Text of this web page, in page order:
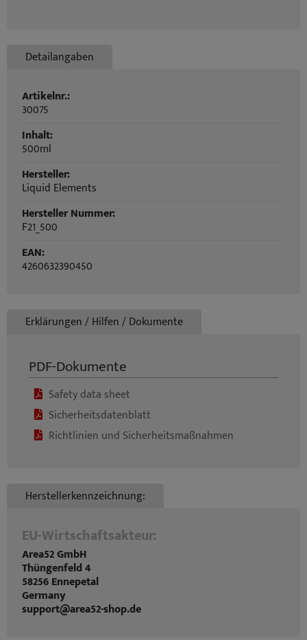
Detailangaben
Artikelnr.:
30075
Inhalt:
500ml
Hersteller:
Liquid Elements
Hersteller Nummer:
F21_500
EAN:
4260632390450
Erklärungen / Hilfen / Dokumente
PDF-Dokumente
Safety data sheet
Sicherheitsdatenblatt
Richtlinien und Sicherheitsmaßnahmen
Herstellerkennzeichnung:
EU-Wirtschaftsakteur:
Area52 GmbH
Thüngenfeld 4
58256 Ennepetal
Germany
support@area52-shop.de